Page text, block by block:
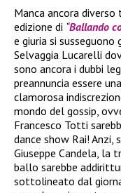
Manca ancora
edizione di “Ballando
e giuria si
Selvaggia Lucarelli
sono ancora i dubbi
preannuncia essere
clamorosa
mondo del gossip,
Francesco Totti
dance show Rai!
Giuseppe Candela,
ballo sarebbe
sottolineato dal